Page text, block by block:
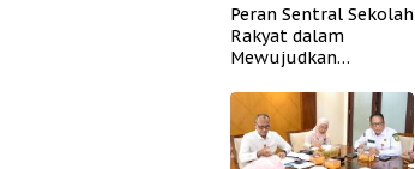
Peran Sentral Sekolah
Rakyat dalam
Mewujudkan